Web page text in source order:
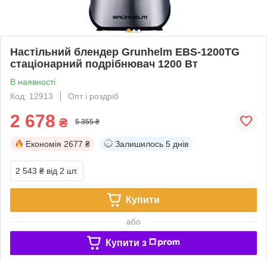
Настільний блендер Grunhelm EBS-1200TG
стаціонарний подрібнювач 1200 Вт
В наявності
Код: 12913
Опт і роздріб
2 678 ₴ 5 355 ₴
Економія 2677 ₴ Залишилось 5 днів
2 543 ₴ від 2 шт.
Купити
або
Купити з